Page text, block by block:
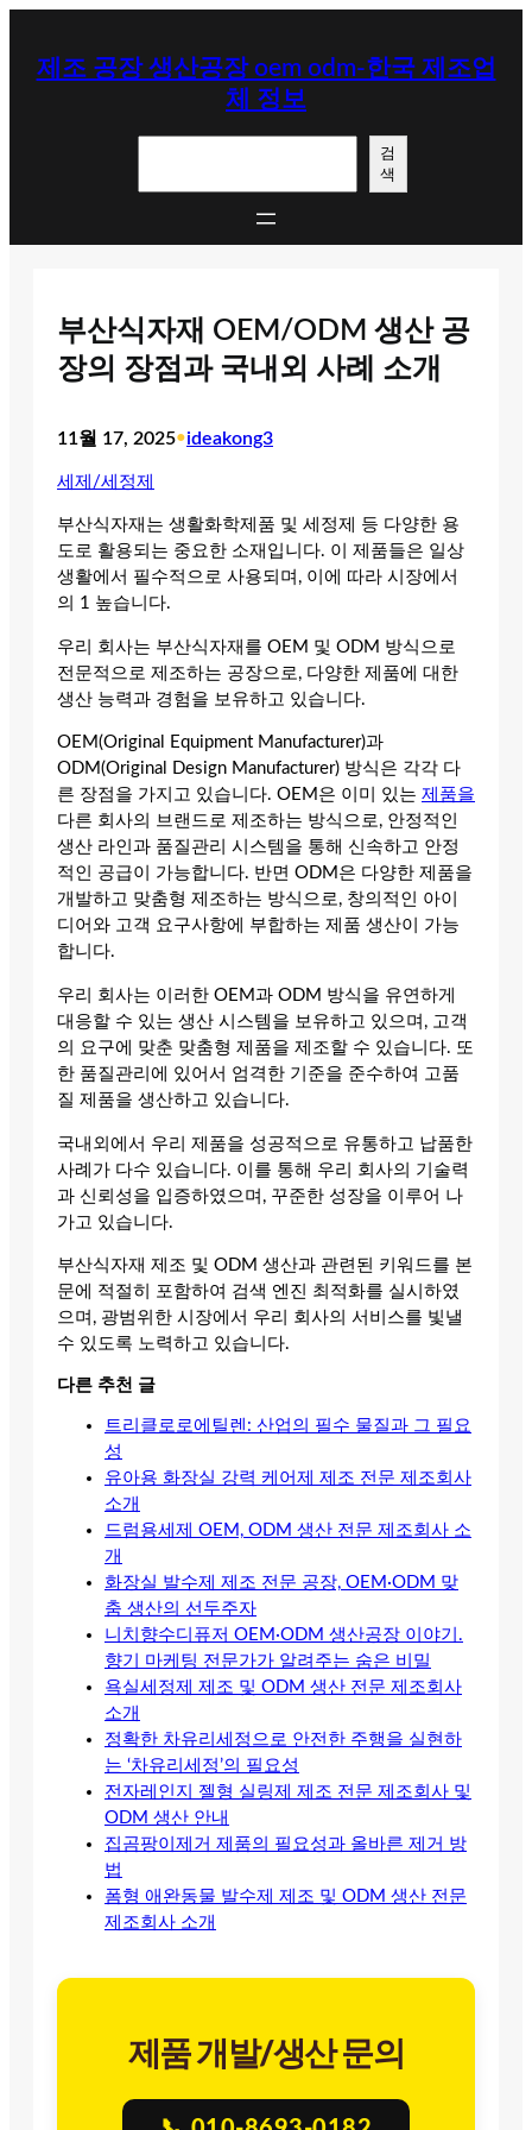
제조 공장 생산공장 oem odm-한국 제조업
체 정보
검
색
부산식자재 OEM/ODM 생산 공
장의 장점과 국내외 사례 소개
11월 17, 2025•ideakong3
세제/세정제
부산식자재는 생활화학제품 및 세정제 등 다양한 용
도로 활용되는 중요한 소재입니다. 이 제품들은 일상
생활에서 필수적으로 사용되며, 이에 따라 시장에서
의 1 높습니다.
우리 회사는 부산식자재를 OEM 및 ODM 방식으로
전문적으로 제조하는 공장으로, 다양한 제품에 대한
생산 능력과 경험을 보유하고 있습니다.
OEM(Original Equipment Manufacturer)과
ODM(Original Design Manufacturer) 방식은 각각 다
른 장점을 가지고 있습니다. OEM은 이미 있는 제품을
다른 회사의 브랜드로 제조하는 방식으로, 안정적인
생산 라인과 품질관리 시스템을 통해 신속하고 안정
적인 공급이 가능합니다. 반면 ODM은 다양한 제품을
개발하고 맞춤형 제조하는 방식으로, 창의적인 아이
디어와 고객 요구사항에 부합하는 제품 생산이 가능
합니다.
우리 회사는 이러한 OEM과 ODM 방식을 유연하게
대응할 수 있는 생산 시스템을 보유하고 있으며, 고객
의 요구에 맞춘 맞춤형 제품을 제조할 수 있습니다. 또
한 품질관리에 있어서 엄격한 기준을 준수하여 고품
질 제품을 생산하고 있습니다.
국내외에서 우리 제품을 성공적으로 유통하고 납품한
사례가 다수 있습니다. 이를 통해 우리 회사의 기술력
과 신뢰성을 입증하였으며, 꾸준한 성장을 이루어 나
가고 있습니다.
부산식자재 제조 및 ODM 생산과 관련된 키워드를 본
문에 적절히 포함하여 검색 엔진 최적화를 실시하였
으며, 광범위한 시장에서 우리 회사의 서비스를 빛낼
수 있도록 노력하고 있습니다.
다른 추천 글
트리클로로에틸렌: 산업의 필수 물질과 그 필요
성
유아용 화장실 강력 케어제 제조 전문 제조회사
소개
드럼용세제 OEM, ODM 생산 전문 제조회사 소
개
화장실 발수제 제조 전문 공장, OEM·ODM 맞
춤 생산의 선두주자
니치향수디퓨저 OEM·ODM 생산공장 이야기.
향기 마케팅 전문가가 알려주는 숨은 비밀
욕실세정제 제조 및 ODM 생산 전문 제조회사
소개
정확한 차유리세정으로 안전한 주행을 실현하
는 ‘차유리세정’의 필요성
전자레인지 젤형 실링제 제조 전문 제조회사 및
ODM 생산 안내
집곰팡이제거 제품의 필요성과 올바른 제거 방
법
폼형 애완동물 발수제 제조 및 ODM 생산 전문
제조회사 소개
제품 개발/생산 문의